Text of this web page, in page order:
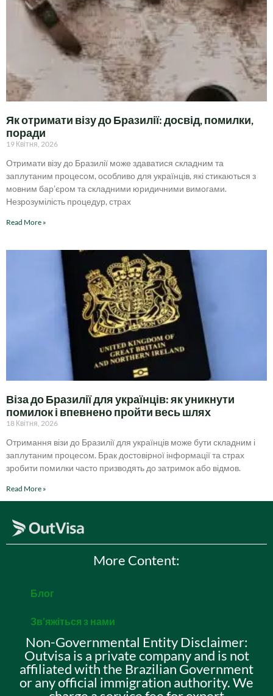
Як отримати візу до Бразилії: досвід, помилки,
поради
19 Квітня, 2026
Отримати візу до Бразилії може здаватися складним та
заплутаним процесом, особливо для українців, які стикаються з
мовним бар’єром та складними юридичними вимогами.
Незрозумілість процедур, страх
Read More »
Віза до Бразилії для українців: як уникнути
помилок і впевнено пройти весь шлях
18 Квітня, 2026
Отримання візи до Бразилії для українців може бути складним і
заплутаним процесом. Брак достовірної інформації та страх
зробити помилки часто призводять до затримок або відмов.
Read More »
More Content:
Блог
Зв’яжіться з нами
Non-Governmental Entity Disclaimer:
Outvisa is a private company and is not
affiliated with the Brazilian Government
or any official immigration authority. We